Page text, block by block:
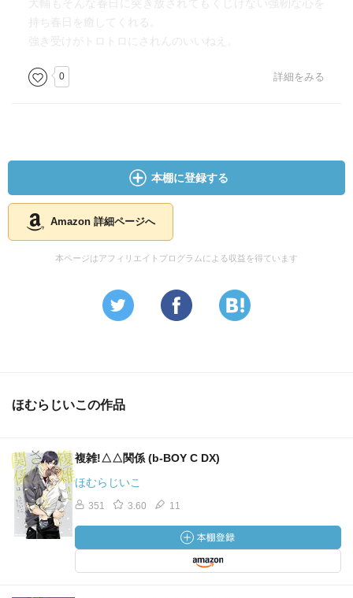
大輔もそんな春日に突き放されてもくじけない強靭な心を
持ち春日を癒してくれる。
強き受けがトロトロにされんのいいねえ。
0 詳細をみる
本棚に登録する
Amazon 詳細ページへ
本ページはアフィリエイトプログラムによる収益を得ています
ほむらじいこの作品
複雑!△△関係 (b-BOY C DX)
ほむらじいこ
351 3.60 11